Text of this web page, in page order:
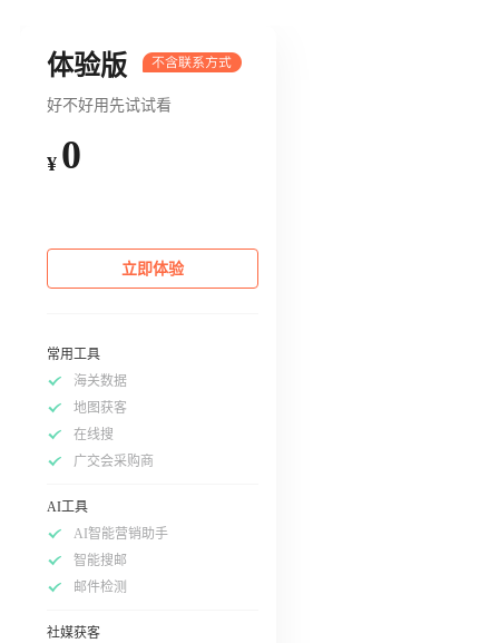
体验版
好不好用先试试看
¥ 0
立即体验
常用工具
海关数据
地图获客
在线搜
广交会采购商
AI工具
AI智能营销助手
智能搜邮
邮件检测
社媒获客